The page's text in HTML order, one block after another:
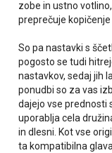
zobe in ustno
preprečuje kopičenje
So pa nastavki s
pogosto se tudi
nastavkov, sedaj jih
ponudbi so za vas
dajejo vse prednosti
uporablja cela
in dlesni. Kot vse
ta kompatibilna